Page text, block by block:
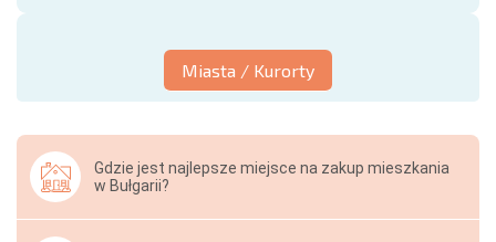
Miasta / Kurorty
Gdzie jest najlepsze miejsce na zakup mieszkania
w Bułgarii?